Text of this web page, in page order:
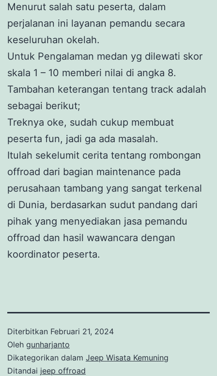
Menurut salah satu peserta, dalam
perjalanan ini layanan pemandu secara
keseluruhan okelah.
Untuk Pengalaman medan yg dilewati skor
skala 1 – 10 memberi nilai di angka 8.
Tambahan keterangan tentang track adalah
sebagai berikut;
Treknya oke, sudah cukup membuat
peserta fun, jadi ga ada masalah.
Itulah sekelumit cerita tentang rombongan
offroad dari bagian maintenance pada
perusahaan tambang yang sangat terkenal
di Dunia, berdasarkan sudut pandang dari
pihak yang menyediakan jasa pemandu
offroad dan hasil wawancara dengan
koordinator peserta.
Diterbitkan Februari 21, 2024
Oleh gunharjanto
Dikategorikan dalam Jeep Wisata Kemuning
Ditandai jeep offroad